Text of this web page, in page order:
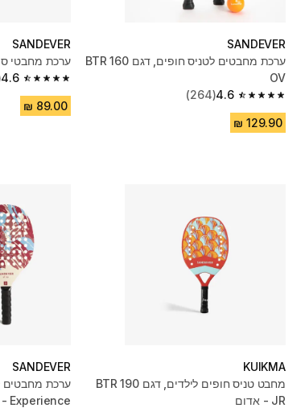
SANDEVER
ערכת מחבטים לטניס חופים, דגם BTR 160
OV
4.6
4.6 out of 5 stars from 264 reviews
(264)
SANDEVER
ערכת מחבטי
4.6
4.6 out of 5 stars from 74 reviews
KUIKMA
מחבט טניס חופים לילדים, דגם BTR 190
JR - אדום
SANDEVER
ערכת מחבטים
Experience - אדום